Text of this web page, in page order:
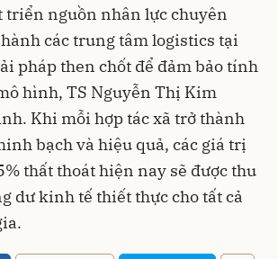
triển nguồn nhân lực chuyên
các trung tâm logistics tại
pháp then chốt để đảm bảo tính
hình, TS Nguyễn Thị Kim
Khi mỗi hợp tác xã trở thành
bạch và hiệu quả, các giá trị
thất thoát hiện nay sẽ được thu
dư kinh tế thiết thực cho tất cả